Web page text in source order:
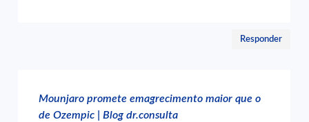
Responder
Mounjaro promete emagrecimento maior que o
de Ozempic | Blog dr.consulta